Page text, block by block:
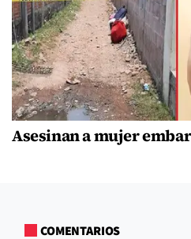
Asesinan a mujer
COMENTARIOS